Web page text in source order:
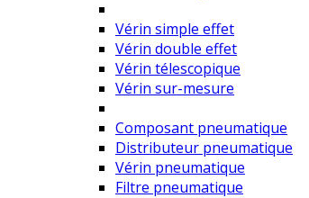
Vérin simple effet
Vérin double effet
Vérin télescopique
Vérin sur-mesure
Composant pneumatique
Distributeur pneumatique
Vérin pneumatique
Filtre pneumatique